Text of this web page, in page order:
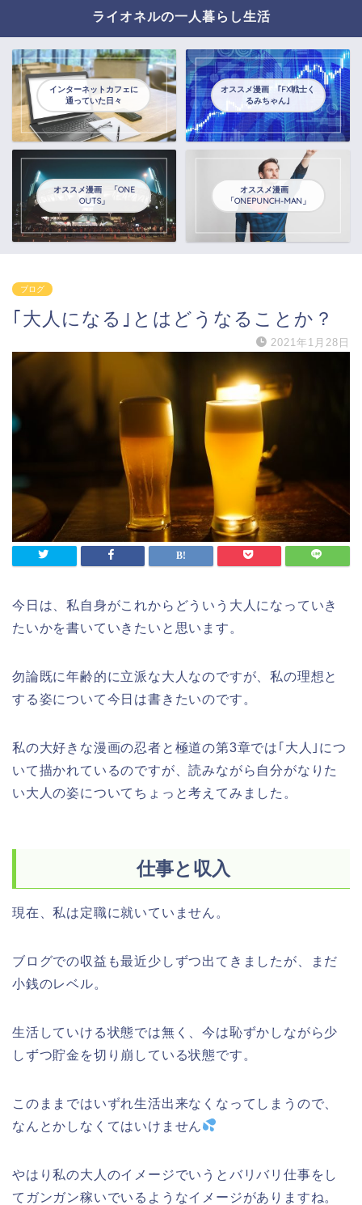
ライオネルの一人暮らし生活
インターネットカフェに
通っていた日々
オススメ漫画 ｢FX戦士く
るみちゃん｣
オススメ漫画 「ONE
OUTS」
オススメ漫画
「ONEPUNCH-MAN」
ブログ
｢大人になる｣とはどうなることか？
2021年1月28日
今日は、私自身がこれからどういう大人になっていき
たいかを書いていきたいと思います。
勿論既に年齢的に立派な大人なのですが、私の理想と
する姿について今日は書きたいのです。
私の大好きな漫画の忍者と極道の第3章では｢大人｣につ
いて描かれているのですが、読みながら自分がなりた
い大人の姿についてちょっと考えてみました。
仕事と収入
現在、私は定職に就いていません。
ブログでの収益も最近少しずつ出てきましたが、まだ
小銭のレベル。
生活していける状態では無く、今は恥ずかしながら少
しずつ貯金を切り崩している状態です。
このままではいずれ生活出来なくなってしまうので、
なんとかしなくてはいけません
やはり私の大人のイメージでいうとバリバリ仕事をし
てガンガン稼いでいるようなイメージがありますね。